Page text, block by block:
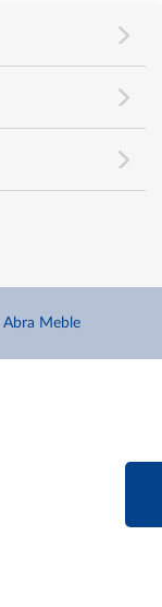
Abra Meble